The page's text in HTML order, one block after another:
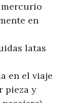
en
latas
en el viaje
pieza y